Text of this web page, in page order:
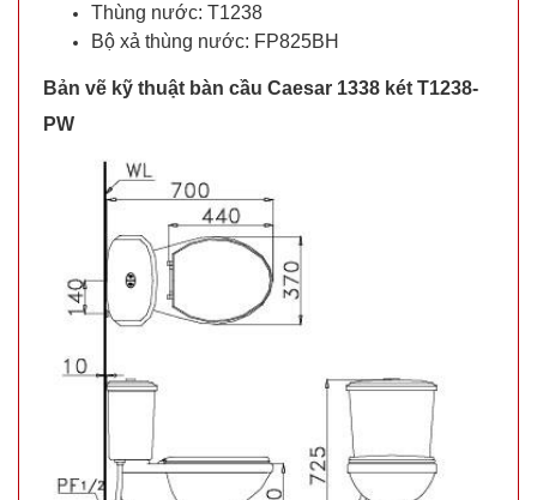
Thùng nước: T1238
Bộ xả thùng nước: FP825BH
Bản vẽ kỹ thuật bàn cầu Caesar 1338 két T1238-
PW